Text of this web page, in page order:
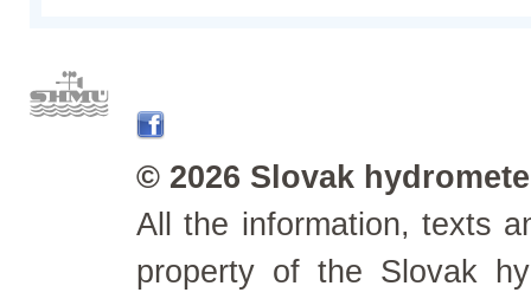
© 2026 Slovak
All the information, texts
property of the Slovak